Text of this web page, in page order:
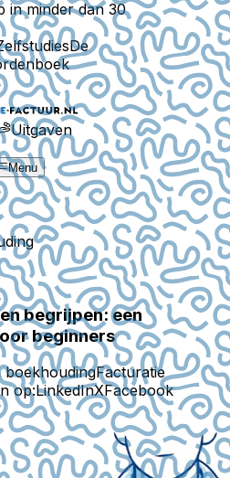
in minder dan 30
De
Uitgaven
Menu
begrijpen: een
beginners
boekhoudingFacturatie
op:LinkedInXFacebook